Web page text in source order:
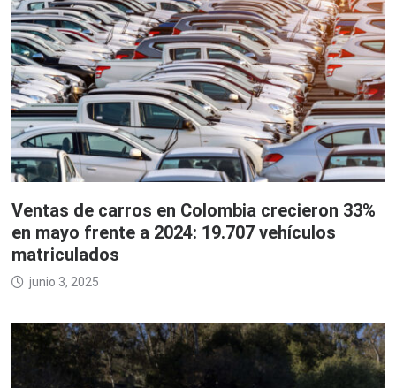
Ventas de carros en Colombia crecieron 33%
en mayo frente a 2024: 19.707 vehículos
matriculados
junio 3, 2025